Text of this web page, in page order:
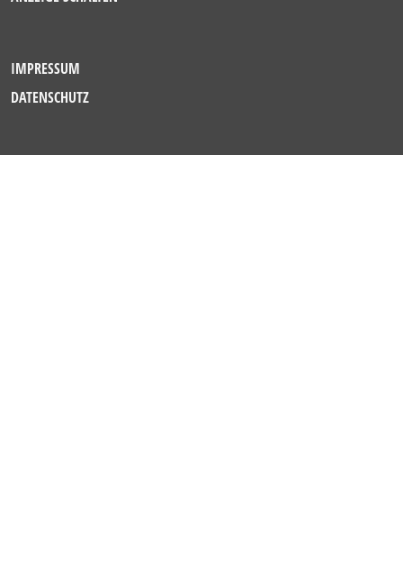
IMPRESSUM
DATENSCHUTZ